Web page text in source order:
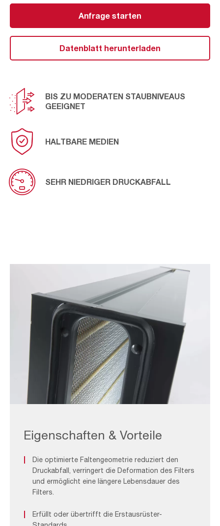
ist. Es handelt sich um ein bewährtes Produkt, das
bereits seit vielen Jahren Bestandteil des DuraPak-
Portfolios ist. Wie bei allen
Zellulose-/Synthetikmischungen sollte eine
Anwendungsbewertung vorgenommen werden, wenn sie
Anfrage starten
Datenblatt herunterladen
BIS ZU MODERATEN STAUBNIVEAUS
GEEIGNET
HALTBARE MEDIEN
SEHR NIEDRIGER DRUCKABFALL
Eigenschaften & Vorteile
Die optimierte Faltengeometrie reduziert den
Druckabfall, verringert die Deformation des Filters
und ermöglicht eine längere Lebensdauer des
Filters.
Erfüllt oder übertrifft die Erstausrüster-